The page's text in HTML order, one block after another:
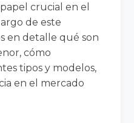
crucial en el
de este
en detalle qué son
cómo
tipos y modelos,
en el mercado